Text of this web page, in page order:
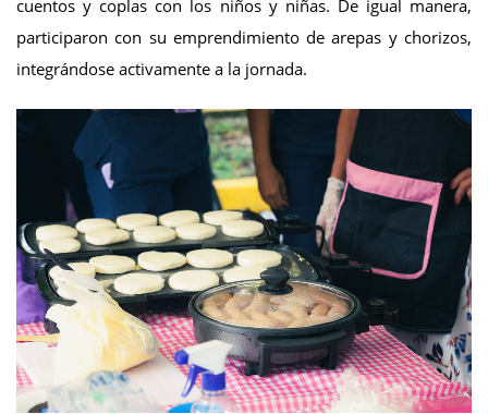
cuentos y coplas con los niños y niñas. De igual manera,
participaron con su emprendimiento de arepas y chorizos,
integrándose activamente a la jornada.